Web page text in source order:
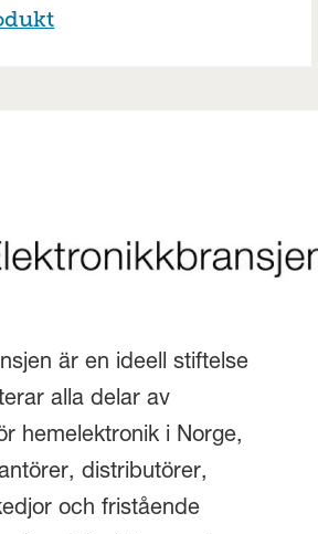
är en ideell stiftelse
alla delar av
hemelektronik i Norge,
distributörer,
och fristående